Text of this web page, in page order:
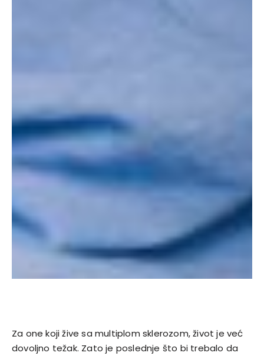
Za one koji žive sa multiplom sklerozom, život je već
dovoljno težak. Zato je poslednje što bi trebalo da